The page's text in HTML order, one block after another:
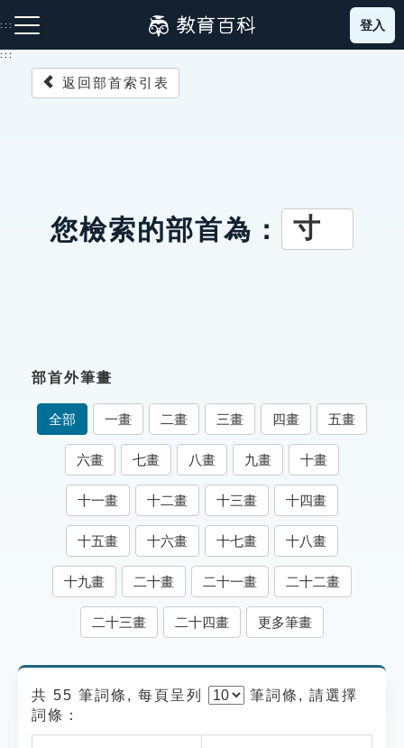
到
主
:::
成語故事
索引選單
知識索引
單字索引
生命大百科索引
遊戲專區
貓頭鷹博士
登入
:::
返回部首索引表
您檢索的部首為： 寸
部首外筆畫
全部 一畫 二畫 三畫 四畫 五畫
六畫 七畫 八畫 九畫 十畫
十一畫 十二畫 十三畫 十四畫
十五畫 十六畫 十七畫 十八畫
十九畫 二十畫 二十一畫 二十二畫
二十三畫 二十四畫 更多筆畫
共 55 筆詞條, 每頁呈列 筆詞條, 請選擇
詞條：